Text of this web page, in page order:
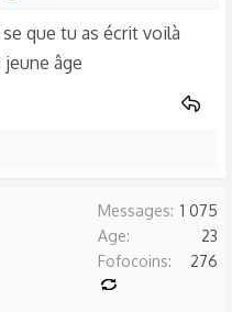
de penser que les
pas, et donc par
est d'ailleurs très normal
de l'onanisme ou non.
en rien si on aime se
que tu as écrit voilà
âge
Messages 1 075
Age
23
Fofocoins
276